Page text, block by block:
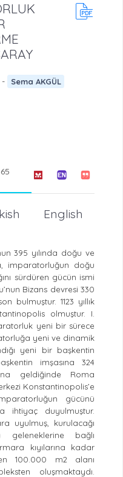
- Sema AKGÜL
English
395 yılında doğu ve
imparatorluğun doğu
sürdüren gücün ismi
Bizans devresi 330
bulmuştur. 1123 yıllık
olmuştur. I.
yeni bir sürece
yeni ve dinamik
yeni bir başkentin
imşasına 324
geldiğinde Roma
Konstantinopolis’e
gücünü
ihtiyaç duyulmuştur.
uyulmuş, kurulacağı
geleneklerine bağlı
kıyılarına kadar
100.000 m2 alanı
oluşmaktaydı.